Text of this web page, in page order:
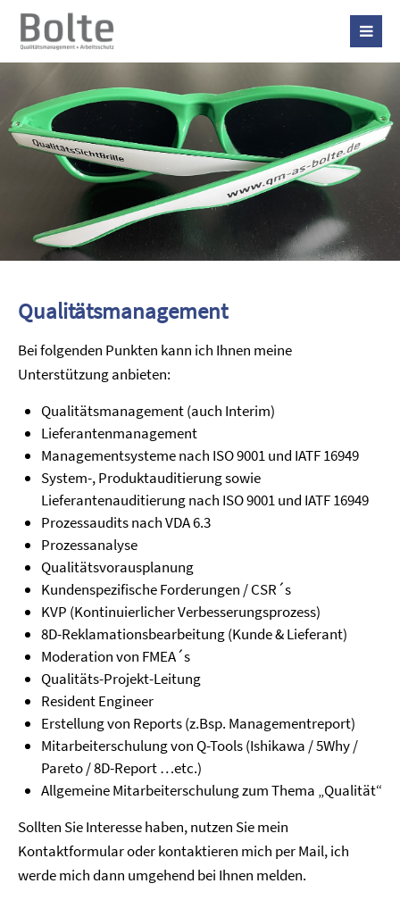
Qualitätsmanagement
Bei folgenden Punkten kann ich Ihnen meine
Unterstützung anbieten:
Qualitätsmanagement (auch Interim)
Lieferantenmanagement
Managementsysteme nach ISO 9001 und IATF 16949
System-, Produktauditierung sowie
Lieferantenauditierung nach ISO 9001 und IATF 16949
Prozessaudits nach VDA 6.3
Prozessanalyse
Qualitätsvorausplanung
Kundenspezifische Forderungen / CSR´s
KVP (Kontinuierlicher Verbesserungsprozess)
8D-Reklamationsbearbeitung (Kunde & Lieferant)
Moderation von FMEA´s
Qualitäts-Projekt-Leitung
Resident Engineer
Erstellung von Reports (z.Bsp. Managementreport)
Mitarbeiterschulung von Q-Tools (Ishikawa / 5Why /
Pareto / 8D-Report …etc.)
Allgemeine Mitarbeiterschulung zum Thema „Qualität“
Sollten Sie Interesse haben, nutzen Sie mein
Kontaktformular oder kontaktieren mich per Mail, ich
werde mich dann umgehend bei Ihnen melden.